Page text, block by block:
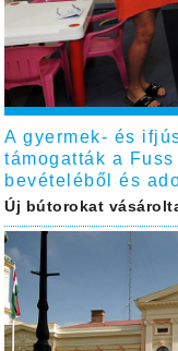
A gyermek- és
támogatták a
bevételéből és
Új bútorokat